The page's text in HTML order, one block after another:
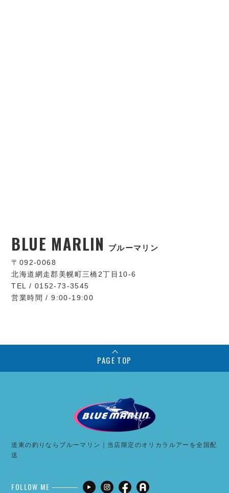
BLUE MARLIN ブルーマリン
〒092-0068
北海道網走郡美幌町三橋2丁目10-6
TEL / 0152-73-3545
営業時間 / 9:00-19:00
PAGE TOP
道東の釣りならブルーマリン｜当店限定のオリカラルアーを全国配
送
FOLLOW ME